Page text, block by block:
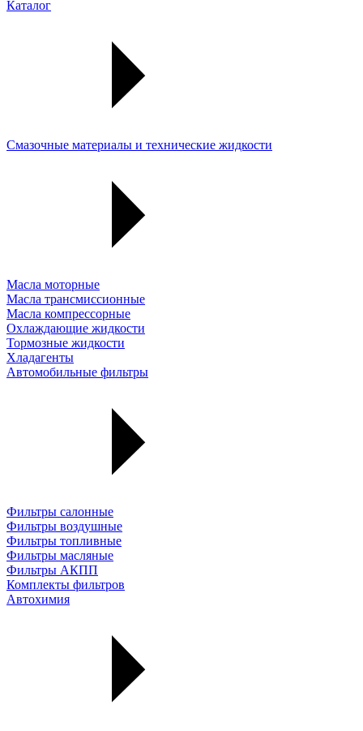
Каталог
Смазочные материалы и технические жидкости
Масла моторные
Масла трансмиссионные
Масла компрессорные
Охлаждающие жидкости
Тормозные жидкости
Хладагенты
Автомобильные фильтры
Фильтры салонные
Фильтры воздушные
Фильтры топливные
Фильтры масляные
Фильтры АКПП
Комплекты фильтров
Автохимия